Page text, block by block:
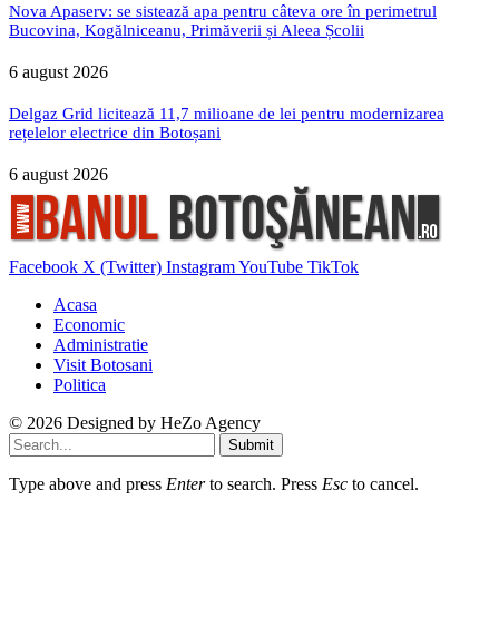
Nova Apaserv: se sistează apa pentru câteva ore în perimetrul
Bucovina, Kogălniceanu, Primăverii și Aleea Școlii
6 august 2026
Delgaz Grid licitează 11,7 milioane de lei pentru modernizarea
rețelelor electrice din Botoșani
6 august 2026
Facebook X (Twitter) InstagramYouTube TikTok
Acasa
Economic
Administratie
Visit Botosani
Politica
© 2026 Designed by HeZo Agency
Submit
Type above and press Enterto search. Press Esc to cancel.